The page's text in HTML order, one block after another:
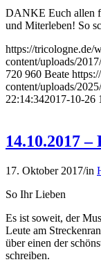
DANKE Euch allen
und Miterleben! So
https://tricologne.de/
content/uploads/
720 960 Beate
content/uploads/
22:14:342017-10-26
14.10.2017
17. Oktober 2017/in
So Ihr Lieben
Es ist soweit, der
Leute am
über einen der
schreiben.